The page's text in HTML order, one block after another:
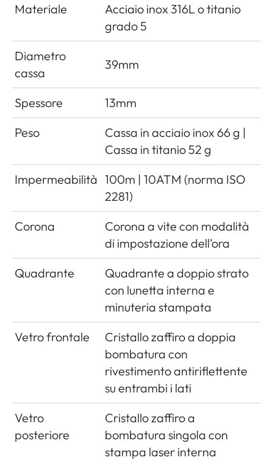
Materiale
Acciaio inox 316L o titanio
grado 5
Diametro
cassa
39mm
Spessore
13mm
Peso
Cassa in acciaio inox 66 g |
Cassa in titanio 52 g
Impermeabilità 100m | 10ATM (norma ISO
2281)
Corona
Corona a vite con modalità
di impostazione dell’ora
Quadrante
Quadrante a doppio strato
con lunetta interna e
minuteria stampata
Vetro frontale
Cristallo zaffiro a doppia
bombatura con
rivestimento antiriflettente
su entrambi i lati
Vetro
posteriore
Cristallo zaffiro a
bombatura singola con
stampa laser interna